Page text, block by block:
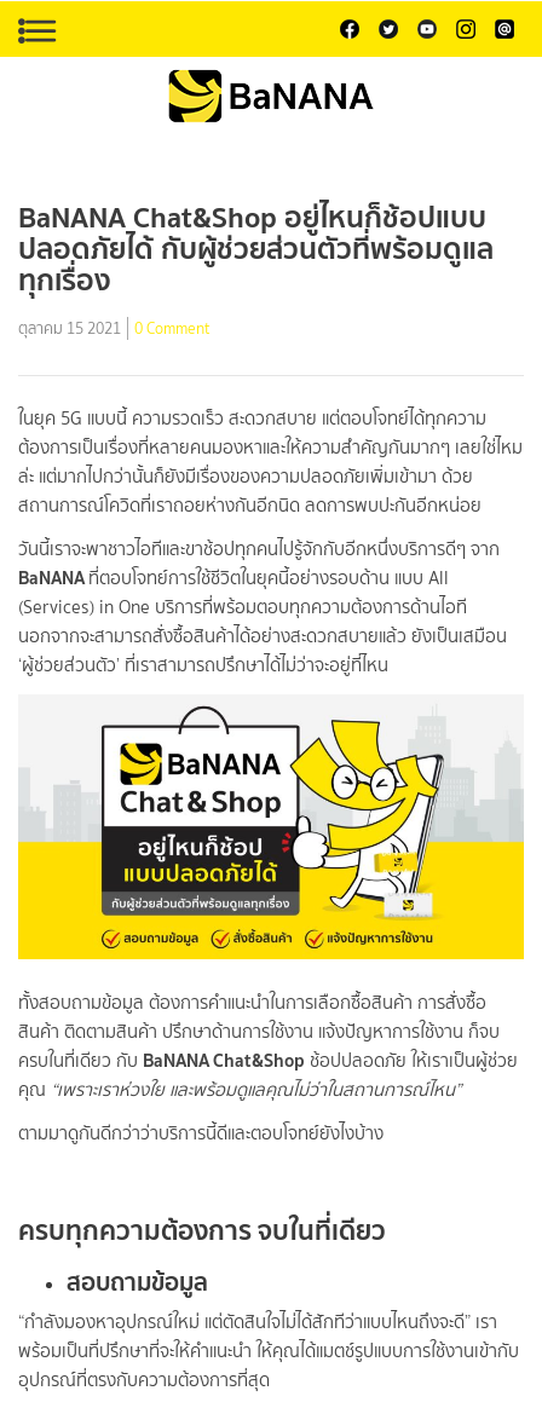
BaNANA Chat&Shop อยู่ไหนก็ช้อปแบบ
ปลอดภัยได้ กับผู้ช่วยส่วนตัวที่พร้อมดูแล
ทุกเรื่อง
ตุลาคม 15 2021 0 Comment
ในยุค 5G แบบนี้ ความรวดเร็ว สะดวกสบาย แต่ตอบโจทย์ได้ทุกความ
ต้องการเป็นเรื่องที่หลายคนมองหาและให้ความสำคัญกันมากๆ เลยใช่ไหม
ล่ะ แต่มากไปกว่านั้นก็ยังมีเรื่องของความปลอดภัยเพิ่มเข้ามา ด้วย
สถานการณ์โควิดที่เราถอยห่างกันอีกนิด ลดการพบปะกันอีกหน่อย
วันนี้เราจะพาชาวไอทีและขาช้อปทุกคนไปรู้จักกับอีกหนึ่งบริการดีๆ จาก
BaNANAที่ตอบโจทย์การใช้ชีวิตในยุคนี้อย่างรอบด้าน แบบ All
(Services) in One บริการที่พร้อมตอบทุกความต้องการด้านไอที
นอกจากจะสามารถสั่งซื้อสินค้าได้อย่างสะดวกสบายแล้ว ยังเป็นเสมือน
‘ผู้ช่วยส่วนตัว’ ที่เราสามารถปรึกษาได้ไม่ว่าจะอยู่ที่ไหน
ทั้งสอบถามข้อมูล ต้องการคำแนะนำในการเลือกซื้อสินค้า การสั่งซื้อ
สินค้า ติดตามสินค้า ปรึกษาด้านการใช้งาน แจ้งปัญหาการใช้งาน ก็จบ
ครบในที่เดียว กับ BaNANAChat&Shop ช้อปปลอดภัย ให้เราเป็นผู้ช่วย
คุณ “เพราะเราห่วงใย และพร้อมดูแลคุณไม่ว่าในสถานการณ์ไหน”
ตามมาดูกันดีกว่าว่าบริการนี้ดีและตอบโจทย์ยังไงบ้าง
ครบทุกความต้องการ จบในที่เดียว
สอบถามข้อมูล
“กำลังมองหาอุปกรณ์ใหม่ แต่ตัดสินใจไม่ได้สักทีว่าแบบไหนถึงจะดี” เรา
พร้อมเป็นที่ปรึกษาที่จะให้คำแนะนำ ให้คุณได้แมตช์รูปแบบการใช้งานเข้ากับ
อุปกรณ์ที่ตรงกับความต้องการที่สุด